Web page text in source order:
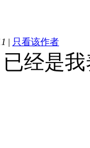
| 只看该作者
经是